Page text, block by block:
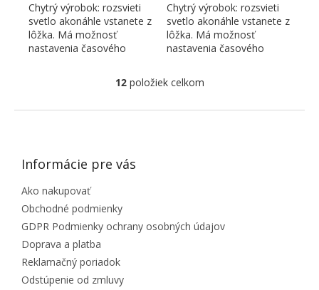
Chytrý výrobok: rozsvieti
svetlo akonáhle vstanete z
lôžka. Má možnosť
nastavenia časového
Chytrý výrobok: rozsvieti
svetlo akonáhle vstanete z
lôžka. Má možnosť
nastavenia časového
Ovládacie prvky výpisu
12položiek celkom
ZÁPÄTIE
Informácie pre vás
Ako nakupovať
Obchodné podmienky
GDPR Podmienky ochrany osobných údajov
Doprava a platba
Reklamačný poriadok
Odstúpenie od zmluvy